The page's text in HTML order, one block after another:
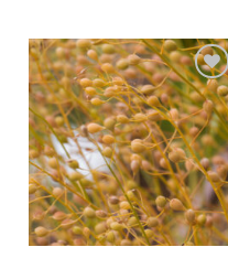
加入
願望
清單